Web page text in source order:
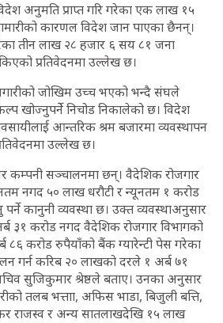
अनुमति प्राप्त गरि गरेका एक लाख १५
कारणल विदेश जान पाएका छैनन्।
तीन लाख २८ हजार ६ सय ८१ जना
प्रतिवेदनमा उल्लेख छ।
जोखिम उच्च भएको भन्दै संघले
खोज्नुपर्नेे निचोड निकालेको छ। विदेश
आन्तरिक श्रम बजारमा व्यवस्थापन
उल्लेख छ।
कम्पनी सञ्चालनमा छन्। वैदेशिक रोजगार
नगद ५० लाख धरौटी र न्यूनतम १ करोड
पर्ने कानुनी व्यवस्था छ। उक्त व्यवस्थाअनुसार
३१ करोड नगद वैदेशिक रोजगार विभागको
८६ करोड रुपैयाँको बैंक ग्यारेन्टी पेस गरेका
गर्न करिब २० लाखको दरले १ अर्ब ७१
सुजिकुमार श्रेष्ठले बताए। उनका अनुसार
तलब भत्ताा, अफिस भाडा, बिजुली बत्ति,
राजस्व र अन्य सातलाखदेखि १५ लाख